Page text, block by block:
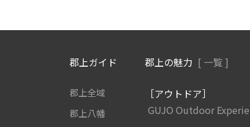
郡上ガイド
郡上全域
郡上八幡
郡上の魅力 [ 一覧 ]
［アウトドア］
GUJO Outdoor